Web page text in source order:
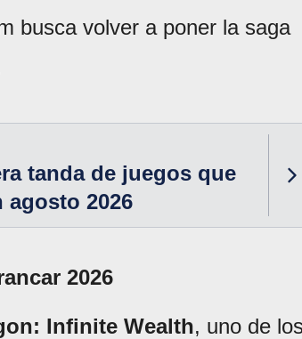
busca volver a poner la saga
tanda de juegos que
agosto 2026
2026
Infinite Wealth, uno de